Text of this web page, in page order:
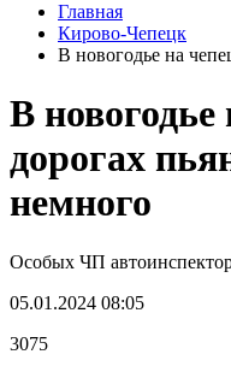
Главная
Кирово-Чепецк
В новогодье на
В новогодье
дорогах
немного
Особых ЧП
05.01.2024 08:05
3075